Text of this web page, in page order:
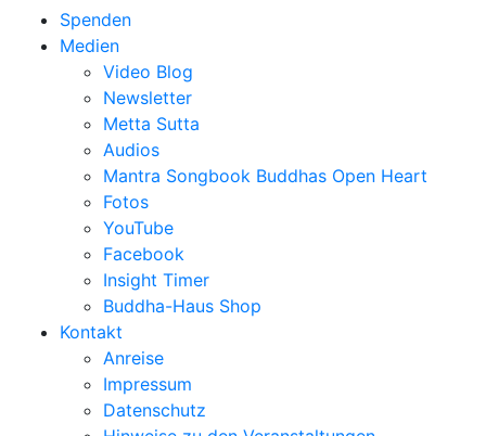
Spenden
Medien
Video Blog
Newsletter
Metta Sutta
Audios
Mantra Songbook Buddhas Open Heart
Fotos
YouTube
Facebook
Insight Timer
Buddha-Haus Shop
Kontakt
Anreise
Impressum
Datenschutz